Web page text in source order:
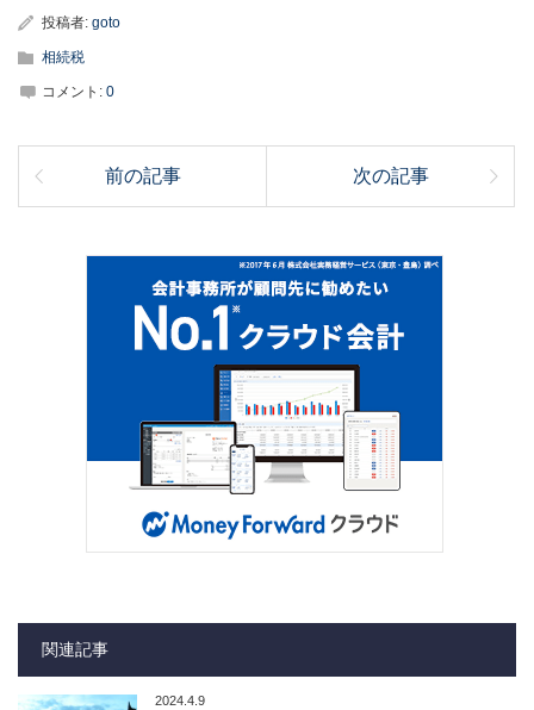
投稿者: goto
相続税
コメント: 0
前の記事 次の記事
関連記事
2024.4.9